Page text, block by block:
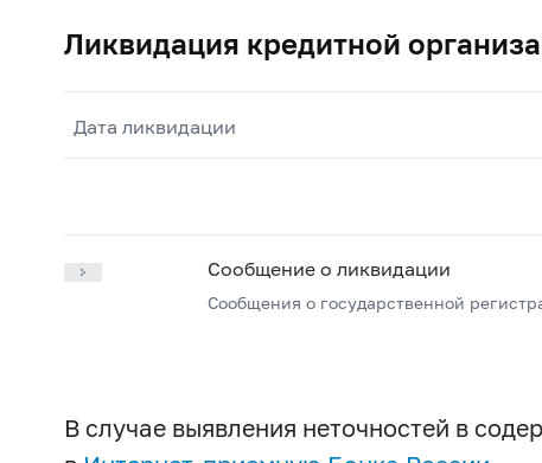
Ликвидация кредитной
Дата ликвидации
Сообщение о ликвидации
Сообщения о государственной
В случае выявления неточностей в